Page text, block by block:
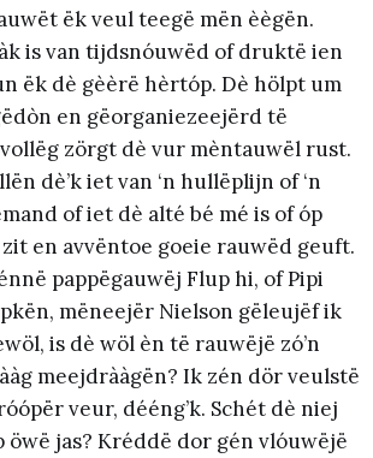
ëk veul teegë mën èègën.
is van tijdsnóuwëd of druktë ien
ëk dè gèèrë hèrtóp. Dè hölpt um
en gëorganiezeejërd të
zörgt dè vur mèntauwël rust.
dè’k iet van ‘n hullëplijn of ‘n
of iet dè alté bé mé is of óp
en avvëntoe goeie rauwëd geuft.
pappëgauwëj Flup hi, of Pipi
mëneejër Nielson gëleujëf ik
is dè wöl èn të rauwëjë zó’n
meejdrààgën? Ik zén dör veulstë
veur, dééng’k. Schét dè niej
öwë jas? Kréddë dor gén vlóuwëjë